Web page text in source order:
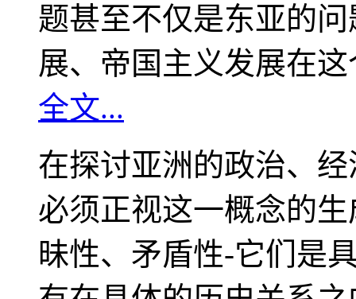
题甚至不仅是东亚的
展、帝国主义发展在
全文...
在探讨亚洲的政治、
必须正视这一概念的
昧性、矛盾性-它们是